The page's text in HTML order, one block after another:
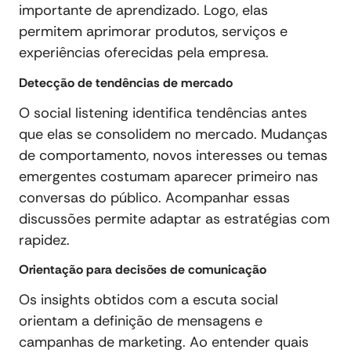
importante de aprendizado. Logo, elas
permitem aprimorar produtos, serviços e
experiências oferecidas pela empresa.
Detecção de tendências de mercado
O social listening identifica tendências antes
que elas se consolidem no mercado. Mudanças
de comportamento, novos interesses ou temas
emergentes costumam aparecer primeiro nas
conversas do público. Acompanhar essas
discussões permite adaptar as estratégias com
rapidez.
Orientação para decisões de comunicação
Os insights obtidos com a escuta social
orientam a definição de mensagens e
campanhas de marketing. Ao entender quais